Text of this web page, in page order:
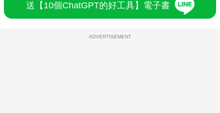
送【10個ChatGPT的好工具】電子書
ADVERTISEMENT